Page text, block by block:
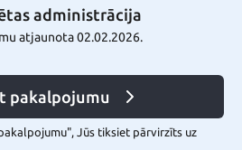
administrācija
atjaunota 02.02.2026.
pakalpojumu
Jūs tiksiet pārvirzīts uz